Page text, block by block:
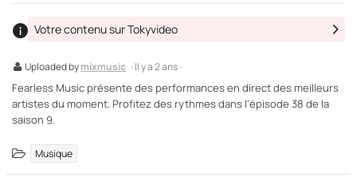
Uploaded bymixmusic · Il y a 2 ans ·
Votre contenu sur Tokyvideo
Fearless Music présente des performances en direct des meilleurs
artistes du moment. Profitez des rythmes dans l'épisode 38 de la
saison 9.
Musique